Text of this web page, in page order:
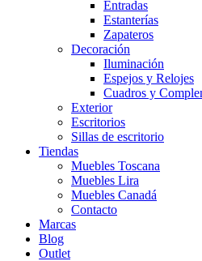
Entradas
Estanterías
Zapateros
Decoración
Iluminación
Espejos y Relojes
Cuadros y
Exterior
Escritorios
Sillas de escritorio
Tiendas
Muebles Toscana
Muebles Lira
Muebles Canadá
Contacto
Marcas
Blog
Outlet